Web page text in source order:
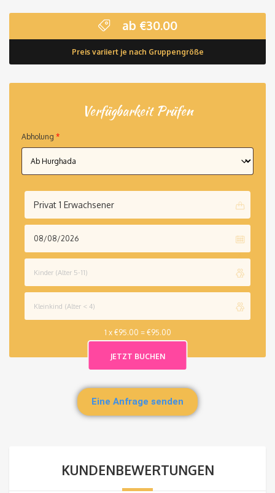
ab €30.00
Preis variiert je nach Gruppengröße
Verfügbarkeit Prüfen
Privat 1 Erwachsener
Abholung *
1 x €95.00 = €95.00
Eine Anfrage senden
KUNDENBEWERTUNGEN